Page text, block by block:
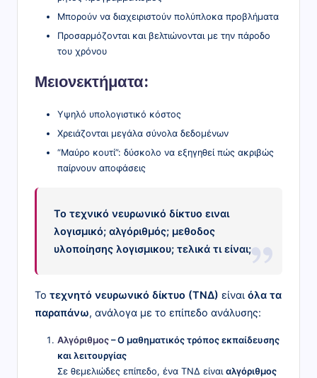
Μπορούν να διαχειριστούν πολύπλοκα προβλήματα
Προσαρμόζονται και βελτιώνονται με την πάροδο
του χρόνου
Μειονεκτήματα:
Υψηλό υπολογιστικό κόστος
Χρειάζονται μεγάλα σύνολα δεδομένων
“Μαύρο κουτί”: δύσκολο να εξηγηθεί πώς ακριβώς
παίρνουν αποφάσεις
Το τεχνικό νευρωνικό δίκτυο ειναι
λογισμικό; αλγόριθμός; μεθοδος
υλοποίησης λογισμικου; τελικά τι είναι;
Το τεχνητό νευρωνικό δίκτυο (ΤΝΔ) είναι όλα τα
παραπάνω, ανάλογα με το επίπεδο ανάλυσης:
Αλγόριθμος – Ο μαθηματικός τρόπος εκπαίδευσης
και λειτουργίας
Σε θεμελιώδες επίπεδο, ένα ΤΝΔ είναι αλγόριθμος